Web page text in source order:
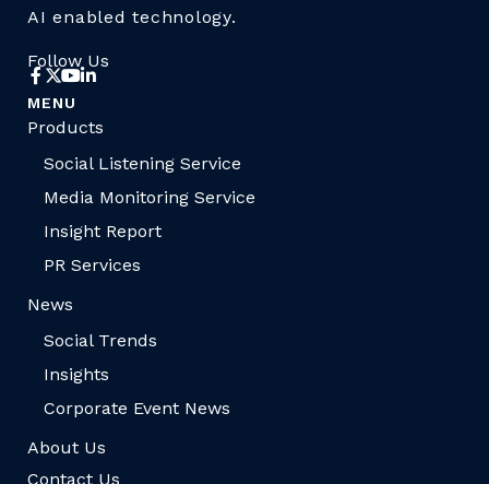
AI enabled technology.
Follow Us
MENU
Products
Social Listening Service
Media Monitoring Service
Insight Report
PR Services
News
Social Trends
Insights
Corporate Event News
About Us
Contact Us